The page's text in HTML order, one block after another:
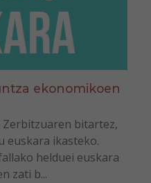
ekonomikoen
Zerbitzuaren bitartez,
euskara ikasteko.
helduei euskara
zati b...